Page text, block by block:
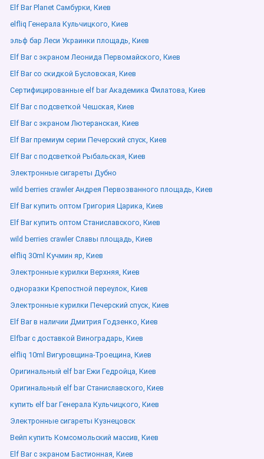
Elf Bar Planet Самбурки, Киев
elfliq Генерала Кульчицкого, Киев
эльф бар Леси Украинки площадь, Киев
Elf Bar с экраном Леонида Первомайского, Киев
Elf Bar со скидкой Бусловская, Киев
Сертифицированные elf bar Академика Филатова, Киев
Elf Bar с подсветкой Чешская, Киев
Elf Bar с экраном Лютеранская, Киев
Elf Bar премиум серии Печерский спуск, Киев
Elf Bar с подсветкой Рыбальская, Киев
Электронные сигареты Дубно
wild berries crawler Андрея Первозванного площадь, Киев
Elf Bar купить оптом Григория Царика, Киев
Elf Bar купить оптом Станиславского, Киев
wild berries crawler Славы площадь, Киев
elfliq 30ml Кучмин яр, Киев
Электронные курилки Верхняя, Киев
одноразки Крепостной переулок, Киев
Электронные курилки Печерский спуск, Киев
Elf Bar в наличии Дмитрия Годзенко, Киев
Elfbar с доставкой Виноградарь, Киев
elfliq 10ml Вигуровщина-Троещина, Киев
Оригинальный elf bar Ежи Гедройца, Киев
Оригинальный elf bar Станиславского, Киев
купить elf bar Генерала Кульчицкого, Киев
Электронные сигареты Кузнецовск
Вейп купить Комсомольский массив, Киев
Elf Bar с экраном Бастионная, Киев